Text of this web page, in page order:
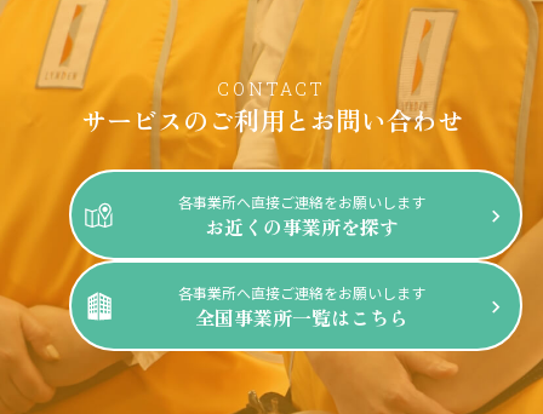
CONTACT
サービスのご利用とお問い合わせ
各事業所へ直接ご連絡をお願いします
お近くの事業所を探す
各事業所へ直接ご連絡をお願いします
全国事業所一覧はこちら